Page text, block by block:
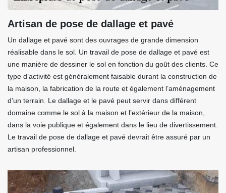
Artisan de pose de dallage et pavé
Un dallage et pavé sont des ouvrages de grande dimension
réalisable dans le sol. Un travail de pose de dallage et pavé est
une manière de dessiner le sol en fonction du goût des clients. Ce
type d’activité est généralement faisable durant la construction de
la maison, la fabrication de la route et également l’aménagement
d’un terrain. Le dallage et le pavé peut servir dans différent
domaine comme le sol à la maison et l’extérieur de la maison,
dans la voie publique et également dans le lieu de divertissement.
Le travail de pose de dallage et pavé devrait être assuré par un
artisan professionnel.